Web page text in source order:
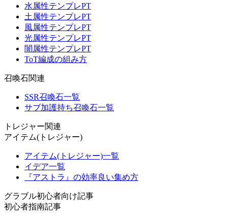
水属性テンプレPT
土属性テンプレPT
風属性テンプレPT
光属性テンプレPT
闇属性テンプレPT
ToT編成の組み方
召喚石関連
SSR召喚石一覧
サブ加護持ち召喚石一覧
トレジャー関連
アイテム(トレジャー)
アイテム(トレジャー)一覧
イデア一覧
『アストラ』の効率良い集め方
グラブル初心者向け記事
初心者指南記事